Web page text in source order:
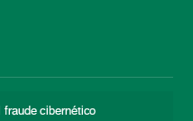
fraude cibernético